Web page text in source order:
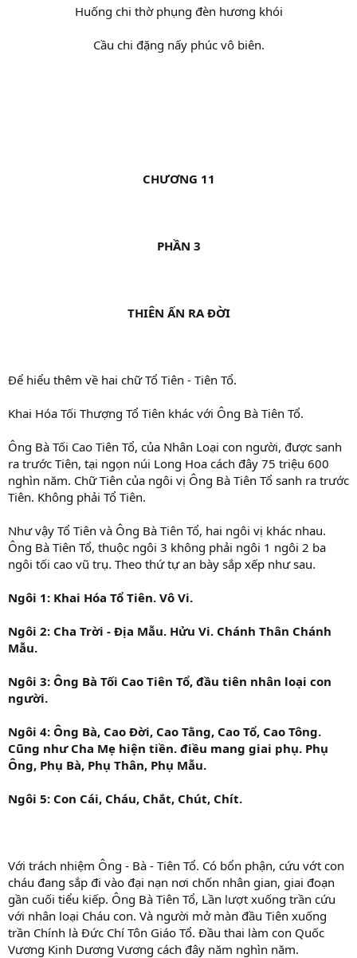
Huống chi thờ phụng đèn hương khói
Cầu chi đặng nấy phúc vô biên.
CHƯƠNG 11
PHẦN 3
THIÊN ẤN RA ĐỜI
Để hiểu thêm về hai chữ Tổ Tiên - Tiên Tổ.
Khai Hóa Tối Thượng Tổ Tiên khác với Ông Bà Tiên Tổ.
Ông Bà Tối Cao Tiên Tổ, của Nhân Loại con người, được sanh
ra trước Tiên, tại ngọn núi Long Hoa cách đây 75 triệu 600
nghìn năm. Chữ Tiên của ngôi vị Ông Bà Tiên Tổ sanh ra trước
Tiên. Không phải Tổ Tiên.
Như vậy Tổ Tiên và Ông Bà Tiên Tổ, hai ngôi vị khác nhau.
Ông Bà Tiên Tổ, thuộc ngôi 3 không phải ngôi 1 ngôi 2 ba
ngôi tối cao vũ trụ. Theo thứ tự an bày sắp xếp như sau.
Ngôi 1: Khai Hóa Tổ Tiên. Vô Vi.
Ngôi 2: Cha Trời - Địa Mẫu. Hửu Vi. Chánh Thân Chánh
Mẫu.
Ngôi 3: Ông Bà Tối Cao Tiên Tổ, đầu tiên nhân loại con
người.
Ngôi 4: Ông Bà, Cao Đời, Cao Tằng, Cao Tổ, Cao Tông.
Cũng như Cha Mẹ hiện tiền. điều mang giai phụ. Phụ
Ông, Phụ Bà, Phụ Thân, Phụ Mẫu.
Ngôi 5: Con Cái, Cháu, Chắt, Chút, Chít.
Với trách nhiệm Ông - Bà - Tiên Tổ. Có bổn phận, cứu vớt con
cháu đang sắp đi vào đại nạn nơi chốn nhân gian, giai đoạn
gần cuối tiểu kiếp. Ông Bà Tiên Tổ, Lần lượt xuống trần cứu
với nhân loại Cháu con. Và người mở màn đầu Tiên xuống
trần Chính là Đức Chí Tôn Giáo Tổ. Đầu thai làm con Quốc
Vương Kinh Dương Vương cách đây năm nghìn năm.